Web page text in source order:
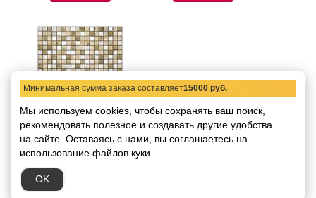
4MT-12-15T Мозаика
мраморная Natural I-
Тilе состаренная (4мм)
(чип 1,5x1,5) 29,8х29,8
Код товара:
7324.31 руб.
Минимальная сумма заказа составляет15000 руб.
Мы используем cookies, чтобы сохранять ваш поиск,
рекомендовать полезное и создавать другие удобства
на сайте. Оставаясь с нами, вы соглашаетесь на
использование файлов куки.
OK